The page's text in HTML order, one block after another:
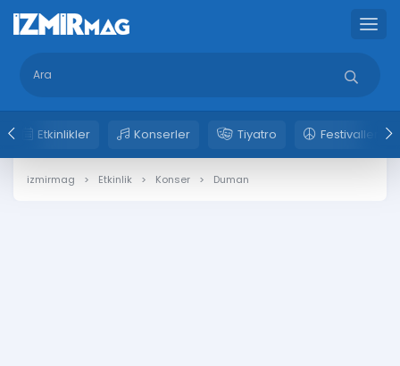
Etkinlikler Konserler Tiyatro Festivaller
izmirmag Etkinlik Konser Duman